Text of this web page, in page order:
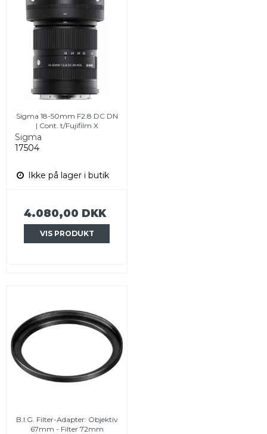
Sigma 18-50mm F2.8 DC DN
| Cont. t/Fujifilm X
Sigma
17504
Ikke på lager i butik
4.080,00 DKK
VIS PRODUKT
B.I.G. Filter-Adapter: Objektiv
67mm - Filter 72mm